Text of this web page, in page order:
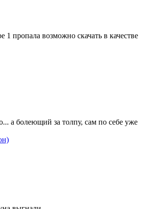
1 пропала возможно скачать в качестве
а болеющий за толпу, сам по себе уже